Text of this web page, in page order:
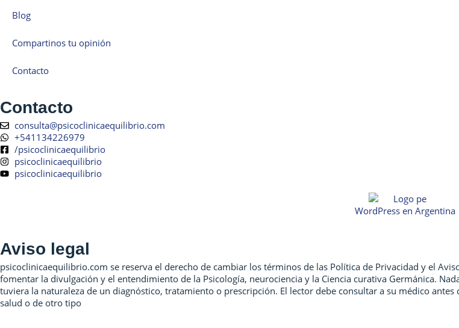
Blog
Compartinos tu opinión
Contacto
Contacto
consulta@psicoclinicaequilibrio.com
+541134226979
/psicoclinicaequilibrio
psicoclinicaequilibrio
psicoclinicaequilibrio
WordPress en Argentina
Aviso legal
psicoclinicaequilibrio.com se reserva el derecho de cambiar los términos de las Política de Privacidad y el
fomentar la divulgación y el entendimiento de la Psicología, neurociencia y la Ciencia curativa Germánica.
tuviera la naturaleza de un diagnóstico, tratamiento o prescripción. El lector debe consultar a su médico
salud o de otro tipo